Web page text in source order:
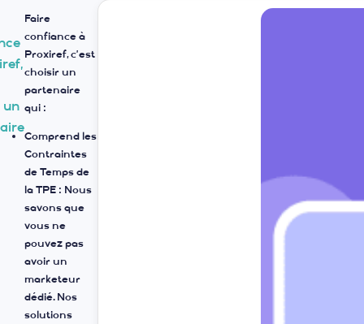
Faire
confiance à
Proxiref, c’est
choisir un
qui :
Comprend les
Contraintes
de Temps de
la TPE : Nous
savons que
vous ne
pouvez pas
avoir un
marketeur